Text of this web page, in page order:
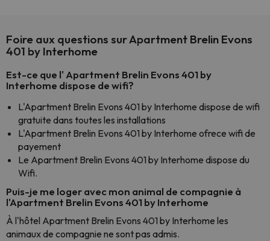
Foire aux questions sur Apartment Brelin Evons
401 by Interhome
Est-ce que l' Apartment Brelin Evons 401 by
Interhome dispose de wifi?
L'Apartment Brelin Evons 401 by Interhome dispose de wifi
gratuite dans toutes les installations
L'Apartment Brelin Evons 401 by Interhome ofrece wifi de
payement
Le Apartment Brelin Evons 401 by Interhome dispose du
Wifi.
Puis-je me loger avec mon animal de compagnie à
l'Apartment Brelin Evons 401 by Interhome
À l'hôtel Apartment Brelin Evons 401 by Interhome les
animaux de compagnie ne sont pas admis.